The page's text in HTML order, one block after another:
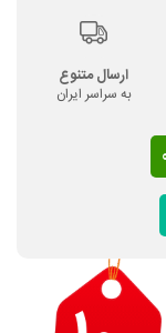
ارسال متنوع
به سراسر ایران